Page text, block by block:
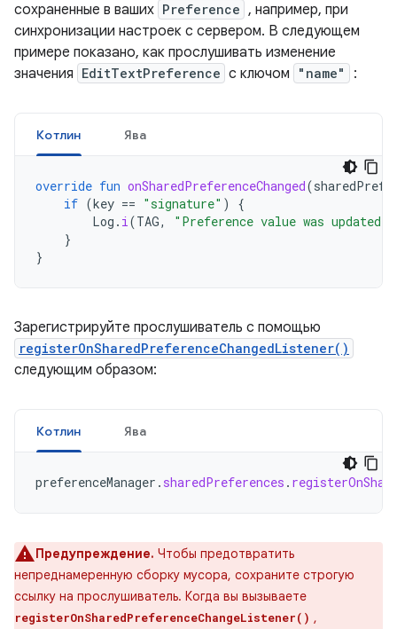
сохраненные в ваших Preference , например, при
синхронизации настроек с сервером. В следующем
примере показано, как прослушивать изменение
значения EditTextPreference с ключом "name" :
Котлин Ява
override fun onSharedPreferenceChanged(
if (key == "signature" )
{
Log . i(TAG,
"Preference value was updated
}
}
Зарегистрируйте прослушиватель с помощью
registerOnSharedPreferenceChangedListener()
следующим образом:
Котлин Ява
preferenceManager . sharedPreferences .
Предупреждение. Чтобы предотвратить
непреднамеренную сборку мусора, сохраните строгую
ссылку на прослушиватель. Когда вы вызываете
registerOnSharedPreferenceChangeListener() ,